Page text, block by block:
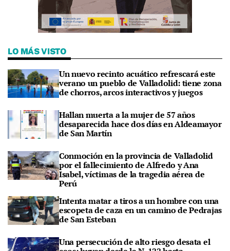
LO MÁS VISTO
Un nuevo recinto acuático refrescará este
verano un pueblo de Valladolid: tiene zona
de chorros, arcos interactivos y juegos
Hallan muerta a la mujer de 57 años
desaparecida hace dos días en Aldeamayor
de San Martín
Conmoción en la provincia de Valladolid
por el fallecimiento de Alfredo y Ana
Isabel, víctimas de la tragedia aérea de
Perú
Intenta matar a tiros a un hombre con una
escopeta de caza en un camino de Pedrajas
de San Esteban
Una persecución de alto riesgo desata el